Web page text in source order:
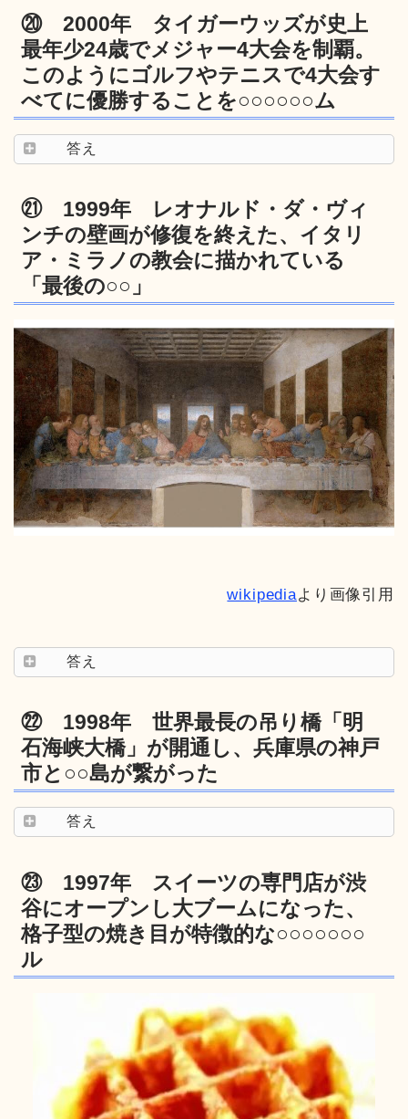
⑳ 2000年 タイガーウッズが史上
最年少24歳でメジャー4大会を制覇。
このようにゴルフやテニスで4大会す
べてに優勝することを○○○○○○ム
答え
㉑ 1999年 レオナルド・ダ・ヴィ
ンチの壁画が修復を終えた、イタリ
ア・ミラノの教会に描かれている
「最後の○○」
wikipediaより画像引用
答え
㉒ 1998年 世界最長の吊り橋「明
石海峡大橋」が開通し、兵庫県の神戸
市と○○島が繋がった
答え
㉓ 1997年 スイーツの専門店が渋
谷にオープンし大ブームになった、
格子型の焼き目が特徴的な○○○○○○○
ル